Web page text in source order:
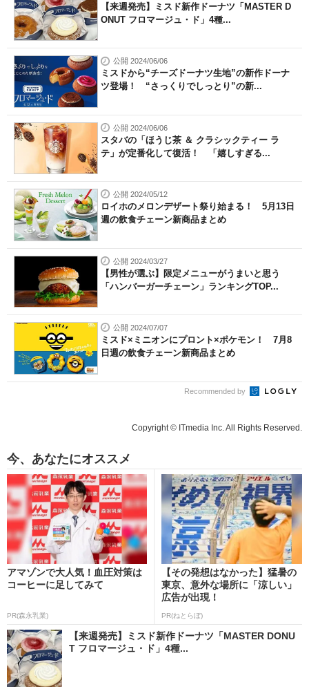
【来週発売】ミスド新作ドーナツ「MASTER D
ONUT フロマージュ・ド」4種...
公開 2024/06/06
ミスドから“チーズドーナツ生地”の新作ドーナ
ツ登場！ “さっくりでしっとり”の新...
公開 2024/06/06
スタバの「ほうじ茶 ＆ クラシックティー ラ
テ」が定番化して復活！ 「嬉しすぎる...
公開 2024/05/12
ロイホのメロンデザート祭り始まる！ 5月13日
週の飲食チェーン新商品まとめ
公開 2024/03/27
【男性が選ぶ】限定メニューがうまいと思う
「ハンバーガーチェーン」ランキングTOP...
公開 2024/07/07
ミスド×ミニオンにプロント×ポケモン！ 7月8
日週の飲食チェーン新商品まとめ
Recommended by
Copyright © ITmedia Inc. All Rights Reserved.
今、あなたにオススメ
アマゾンで大人気！血圧対策は
コーヒーに足してみて
PR(森永乳業)
【その発想はなかった】猛暑の
東京、意外な場所に「涼しい」
広告が出現！
PR(ねとらぼ)
【来週発売】ミスド新作ドーナツ「MASTER DONU
T フロマージュ・ド」4種...